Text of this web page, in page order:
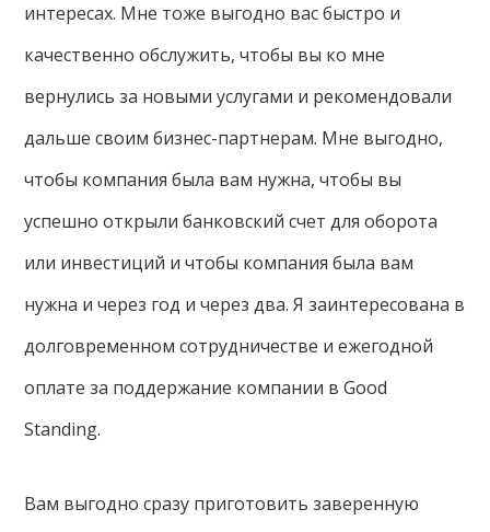
интересах. Мне тоже выгодно вас быстро и
качественно обслужить, чтобы вы ко мне
вернулись за новыми услугами и рекомендовали
дальше своим бизнес-партнерам. Мне выгодно,
чтобы компания была вам нужна, чтобы вы
успешно открыли банковский счет для оборота
или инвестиций и чтобы компания была вам
нужна и через год и через два. Я заинтересована в
долговременном сотрудничестве и ежегодной
оплате за поддержание компании в Good
Standing.
Вам выгодно сразу приготовить заверенную